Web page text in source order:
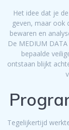
Het idee dat je
geven, maar ook
bewaren en
De MEDIUM
bepaalde
ontstaan blijkt
Tegelijkertijd